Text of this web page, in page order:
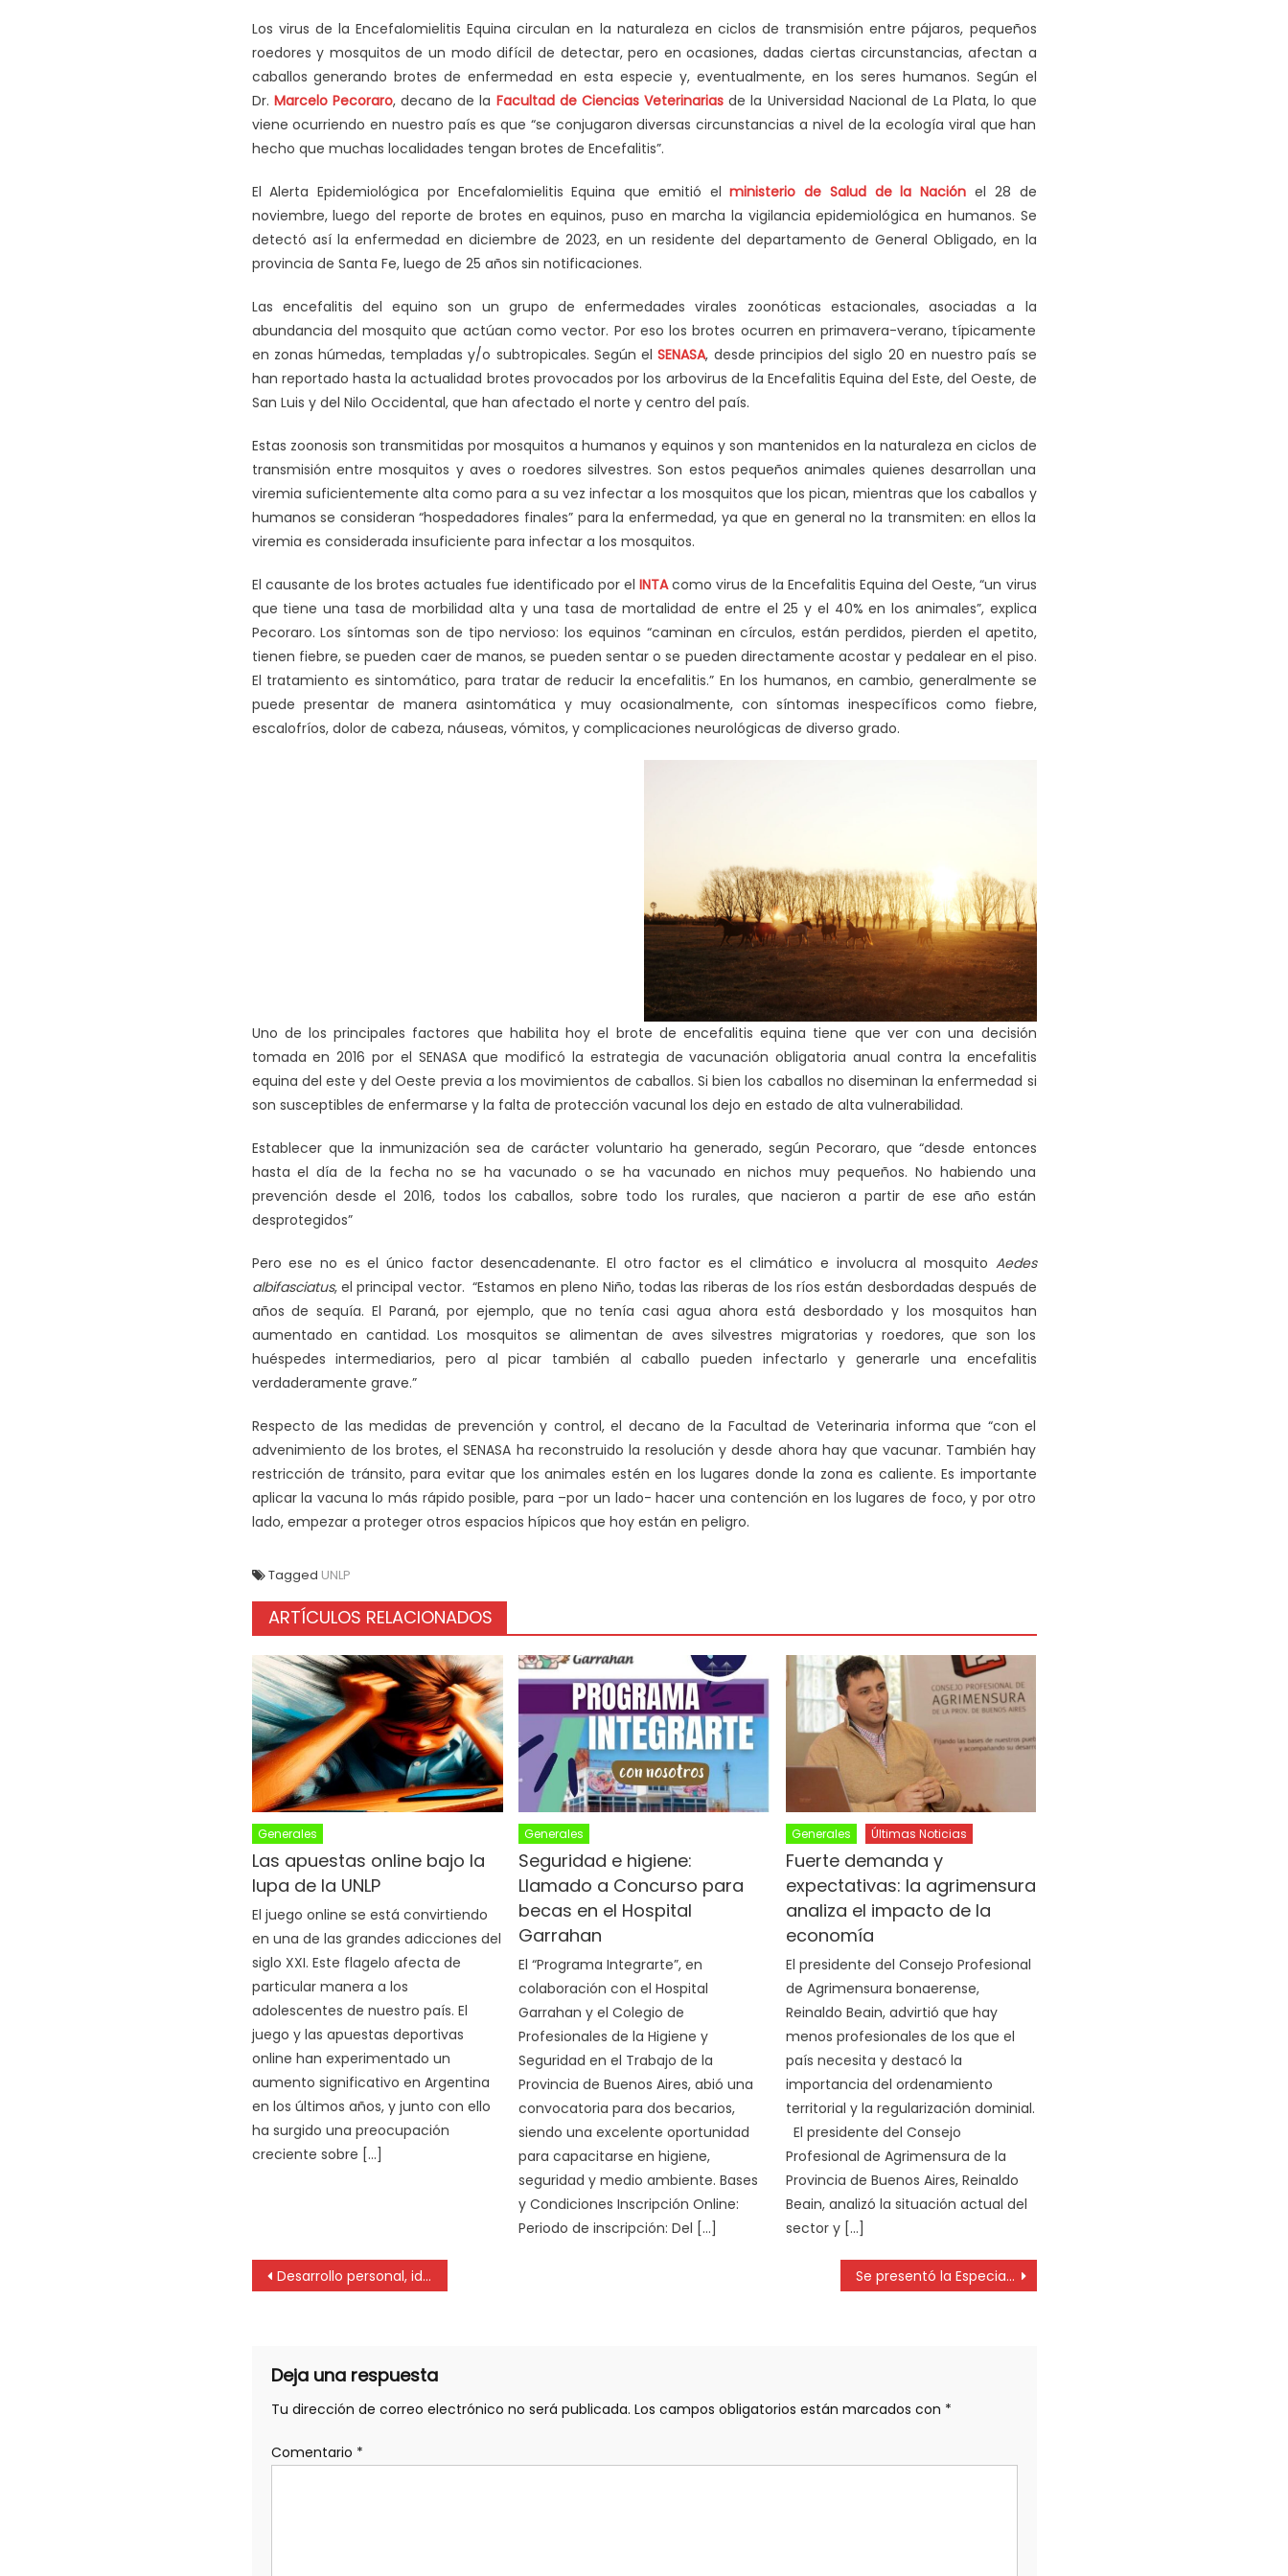
Los virus de la Encefalomielitis Equina circulan en la naturaleza en ciclos de transmisión entre pájaros, pequeños
roedores y mosquitos de un modo difícil de detectar, pero en ocasiones, dadas ciertas circunstancias, afectan a
caballos generando brotes de enfermedad en esta especie y, eventualmente, en los seres humanos. Según el
Dr. Marcelo Pecoraro, decano de la Facultad de Ciencias Veterinarias de la Universidad Nacional de La Plata, lo que
viene ocurriendo en nuestro país es que “se conjugaron diversas circunstancias a nivel de la ecología viral que han
hecho que muchas localidades tengan brotes de Encefalitis”.
El Alerta Epidemiológica por Encefalomielitis Equina que emitió elministerio de Salud de la Nación el 28 de
noviembre, luego del reporte de brotes en equinos, puso en marcha la vigilancia epidemiológica en humanos. Se
detectó así la enfermedad en diciembre de 2023, en un residente del departamento de General Obligado, en la
provincia de Santa Fe, luego de 25 años sin notificaciones.
Las encefalitis del equino son un grupo de enfermedades virales zoonóticas estacionales, asociadas a la
abundancia del mosquito que actúan como vector. Por eso los brotes ocurren en primavera-verano, típicamente
en zonas húmedas, templadas y/o subtropicales. Según elSENASA, desde principios del siglo 20 en nuestro país se
han reportado hasta la actualidad brotes provocados por los arbovirus de la Encefalitis Equina del Este, del Oeste, de
San Luis y del Nilo Occidental, que han afectado el norte y centro del país.
Estas zoonosis son transmitidas por mosquitos a humanos y equinos y son mantenidos en la naturaleza en ciclos de
transmisión entre mosquitos y aves o roedores silvestres. Son estos pequeños animales quienes desarrollan una
viremia suficientemente alta como para a su vez infectar a los mosquitos que los pican, mientras que los caballos y
humanos se consideran “hospedadores finales” para la enfermedad, ya que en general no la transmiten: en ellos la
viremia es considerada insuficiente para infectar a los mosquitos.
El causante de los brotes actuales fue identificado por el INTAcomo virus de la Encefalitis Equina del Oeste, “un virus
que tiene una tasa de morbilidad alta y una tasa de mortalidad de entre el 25 y el 40% en los animales”, explica
Pecoraro. Los síntomas son de tipo nervioso: los equinos “caminan en círculos, están perdidos, pierden el apetito,
tienen fiebre, se pueden caer de manos, se pueden sentar o se pueden directamente acostar y pedalear en el piso.
El tratamiento es sintomático, para tratar de reducir la encefalitis.” En los humanos, en cambio, generalmente se
puede presentar de manera asintomática y muy ocasionalmente, con síntomas inespecíficos como fiebre,
escalofríos, dolor de cabeza, náuseas, vómitos, y complicaciones neurológicas de diverso grado.
Uno de los principales factores que habilita hoy el brote de encefalitis equina tiene que ver con una decisión
tomada en 2016 por el SENASA que modificó la estrategia de vacunación obligatoria anual contra la encefalitis
equina del este y del Oeste previa a los movimientos de caballos. Si bien los caballos no diseminan la enfermedad si
son susceptibles de enfermarse y la falta de protección vacunal los dejo en estado de alta vulnerabilidad.
Establecer que la inmunización sea de carácter voluntario ha generado, según Pecoraro, que “desde entonces
hasta el día de la fecha no se ha vacunado o se ha vacunado en nichos muy pequeños. No habiendo una
prevención desde el 2016, todos los caballos, sobre todo los rurales, que nacieron a partir de ese año están
desprotegidos”
Pero ese no es el único factor desencadenante. El otro factor es el climático e involucra al mosquito Aedes
albifasciatus, el principal vector. “Estamos en pleno Niño, todas las riberas de los ríos están desbordadas después de
años de sequía. El Paraná, por ejemplo, que no tenía casi agua ahora está desbordado y los mosquitos han
aumentado en cantidad. Los mosquitos se alimentan de aves silvestres migratorias y roedores, que son los
huéspedes intermediarios, pero al picar también al caballo pueden infectarlo y generarle una encefalitis
verdaderamente grave.”
Respecto de las medidas de prevención y control, el decano de la Facultad de Veterinaria informa que “con el
advenimiento de los brotes, el SENASA ha reconstruido la resolución y desde ahora hay que vacunar. También hay
restricción de tránsito, para evitar que los animales estén en los lugares donde la zona es caliente. Es importante
aplicar la vacuna lo más rápido posible, para –por un lado- hacer una contención en los lugares de foco, y por otro
lado, empezar a proteger otros espacios hípicos que hoy están en peligro.
Tagged UNLP
ARTÍCULOS RELACIONADOS
Generales
Las apuestas online bajo la
lupa de la UNLP
El juego online se está convirtiendo
en una de las grandes adicciones del
siglo XXI. Este flagelo afecta de
particular manera a los
adolescentes de nuestro país. El
juego y las apuestas deportivas
online han experimentado un
aumento significativo en Argentina
en los últimos años, y junto con ello
ha surgido una preocupación
creciente sobre […]
Generales
Seguridad e higiene:
Llamado a Concurso para
becas en el Hospital
Garrahan
El “Programa Integrarte”, en
colaboración con el Hospital
Garrahan y el Colegio de
Profesionales de la Higiene y
Seguridad en el Trabajo de la
Provincia de Buenos Aires, abió una
convocatoria para dos becarios,
siendo una excelente oportunidad
para capacitarse en higiene,
seguridad y medio ambiente. Bases
y Condiciones Inscripción Online:
Periodo de inscripción: Del […]
Generales Últimas Noticias
Fuerte demanda y
expectativas: la agrimensura
analiza el impacto de la
economía
El presidente del Consejo Profesional
de Agrimensura bonaerense,
Reinaldo Beain, advirtió que hay
menos profesionales de los que el
país necesita y destacó la
importancia del ordenamiento
territorial y la regularización dominial.
El presidente del Consejo
Profesional de Agrimensura de la
Provincia de Buenos Aires, Reinaldo
Beain, analizó la situación actual del
sector y […]
Desarrollo personal, ideas para arrancar el 2024 con todo! Se presentó la Especialización en Derecho Electoral y Democracia
Deja una respuesta
Tu dirección de correo electrónico no será publicada. Los campos obligatorios están marcados con *
Comentario *